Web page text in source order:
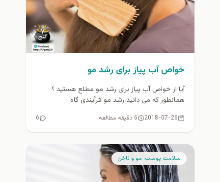
خواص آب پیاز برای رشد مو
آیا از خواص آب پیاز برای رشد مو مطلع هستید ؟
همانطور که می دانید رشد مو فرآیندی گاه
2018-07-26 6 دقیقه مطالعه 6
سلامت پوست، مو و ناخن